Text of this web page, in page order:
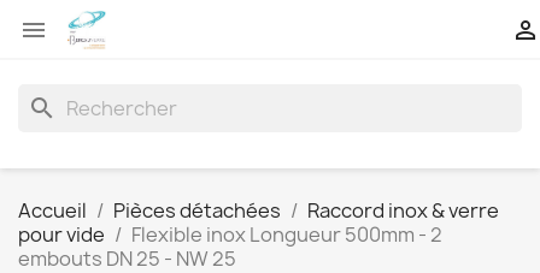
 
search
Accueil Pièces détachées
Raccord inox & verre
pour vide
Flexible inox Longueur 500mm - 2
embouts DN 25 - NW 25